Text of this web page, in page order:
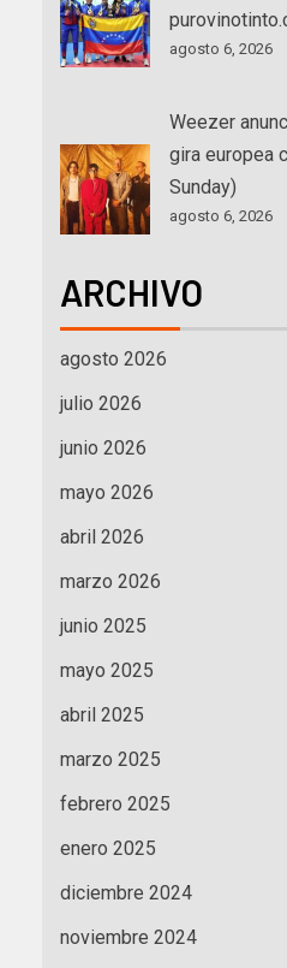
agosto 6, 2026
Weezer
gira europea
Sunday)
agosto 6, 2026
ARCHIVO
agosto 2026
julio 2026
junio 2026
mayo 2026
abril 2026
marzo 2026
junio 2025
mayo 2025
abril 2025
marzo 2025
febrero 2025
enero 2025
diciembre 2024
noviembre 2024